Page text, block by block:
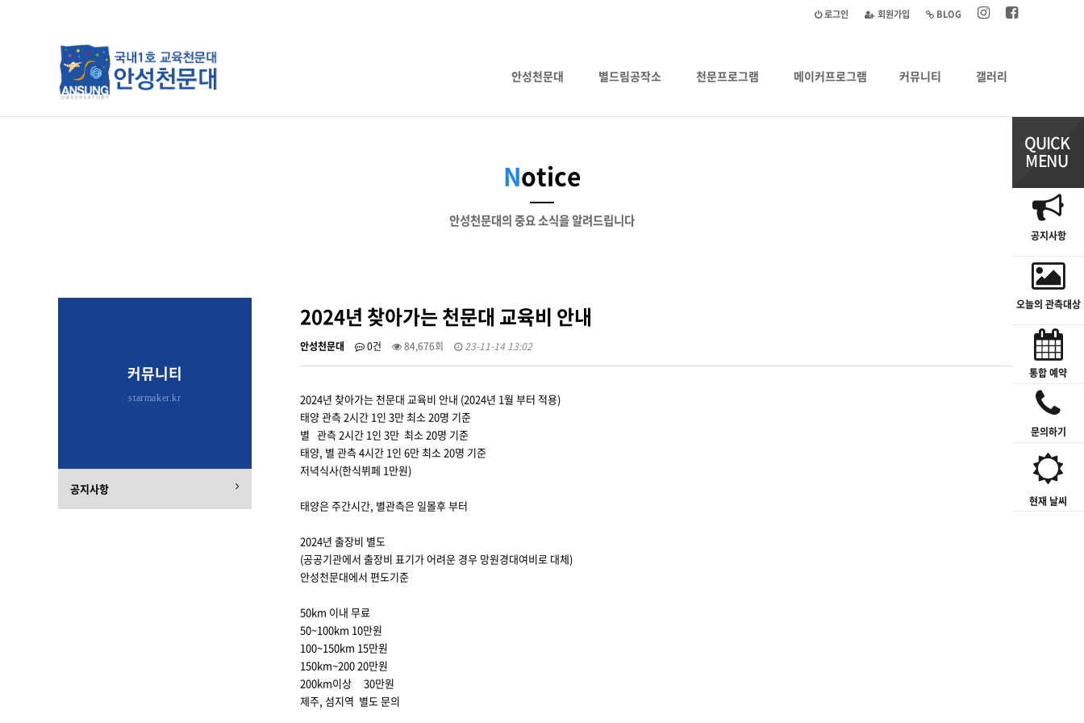
BLOG
회원가입
로그인
안성천문대 별드림공작소 천문프로그램 메이커프로그램 커뮤니티
하위분류
갤러리
공지사항
오늘의 관측대상
통합 예약
문의하기
현재 날씨
Notice
안성천문대의 중요 소식을 알려드립니다
2024년 찾아가는 천문대 교육비 안내
안성천문대 0건 84,676회 23-11-14 13:02
2024년 찾아가는 천문대 교육비 안내 (2024년 1월 부터 적용)
태양 관측 2시간 1인 3만 최소 20명 기준
별 관측 2시간 1인 3만 최소 20명 기준
태양, 별 관측 4시간 1인 6만 최소 20명 기준
저녁식사(한식뷔페 1만원)
태양은 주간시간, 별관측은 일몰후 부터
2024년 출장비 별도
(공공기관에서 출장비 표기가 어려운 경우 망원경대여비로 대체)
안성천문대에서 편도기준
50km 이내 무료
50~100km 10만원
100~150km 15만원
150km~200 20만원
200km이상 30만원
제주, 섬지역 별도 문의
커뮤니티
starmaker.kr
공지사항